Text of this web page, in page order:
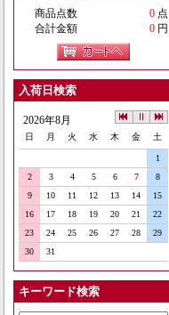
商品点数 0 点
合計金額
0 円
入荷日検索
2026年8月
日 月 火 水 木 金 土
1
2
3 4 5 6 7
8
9
10 11 12 13 14
15
16
17 18 19 20 21
22
23
24 25 26 27 28
29
30
31
キーワード検索